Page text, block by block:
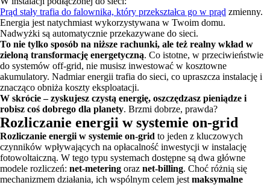
Prąd stały trafia do falownika, który przekształca go w prąd zmienny.
Energia jest natychmiast wykorzystywana w Twoim domu.
Nadwyżki są automatycznie przekazywane do sieci.
To nie tylko sposób na niższe rachunki, ale też realny wkład w
zieloną transformację energetyczną. Co istotne, w przeciwieństwie
do systemów off-grid, nie musisz inwestować w kosztowne
akumulatory. Nadmiar energii trafia do sieci, co upraszcza instalację i
znacząco obniża koszty eksploatacji.
W skrócie – zyskujesz czystą energię, oszczędzasz pieniądze i
robisz coś dobrego dla planety. Brzmi dobrze, prawda?
Rozliczanie energii w systemie on-grid
Rozliczanie energii w systemie on-grid to jeden z kluczowych
czynników wpływających na opłacalność inwestycji w instalację
fotowoltaiczną. W tego typu systemach dostępne są dwa główne
modele rozliczeń: net-metering oraz net-billing. Choć różnią się
mechanizmem działania, ich wspólnym celem jest maksymalne